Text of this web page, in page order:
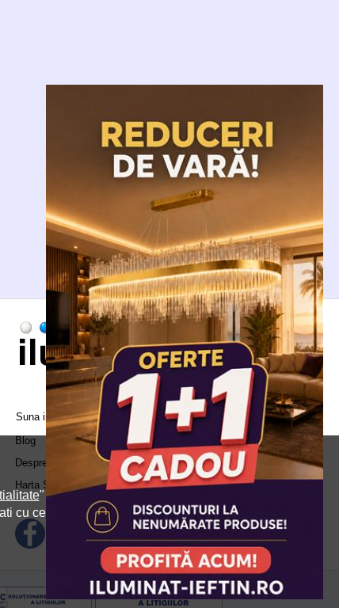
Suna in call center:
0371.504.543
Blog
Despre Noi
Harta Site
" si
cu cele